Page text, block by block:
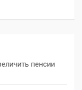
пенсии